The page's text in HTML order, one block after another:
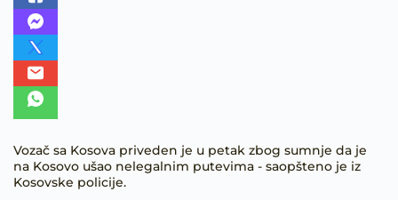
Vozač sa Kosova priveden je u petak zbog sumnje da je
na Kosovo ušao nelegalnim putevima - saopšteno je iz
Kosovske policije.